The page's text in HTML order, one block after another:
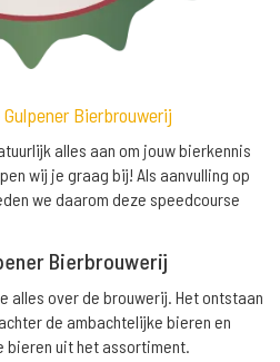
Bierbrouwerij
alles aan om jouw bierkennis
wij je graag bij! Als aanvulling op
we daarom deze speedcourse
Bierbrouwerij
alles over de brouwerij. Het ontstaan
de ambachtelijke bieren en
bieren uit het assortiment.